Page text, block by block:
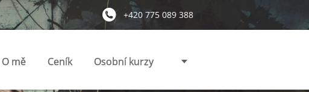
+420 775 089 388
O mě Ceník Osobní kurzy